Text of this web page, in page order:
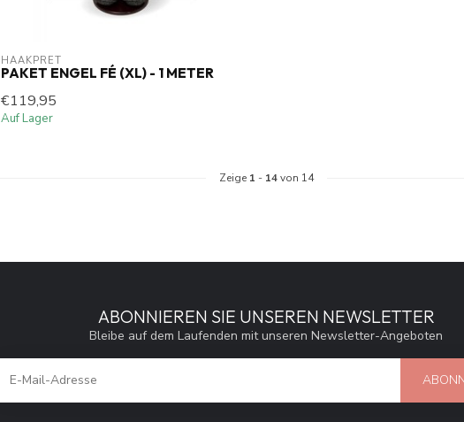
HAAKPRET
PAKET ENGEL FÉ (XL) - 1 METER
€119,95
Auf Lager
Zeige 1 - 14von 14
ABONNIEREN SIE UNSEREN NEWSLETTER
Bleibe auf dem Laufenden mit unseren Newsletter-Angeboten